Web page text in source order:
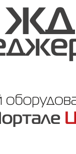
РК 50-4-11
Под заказ